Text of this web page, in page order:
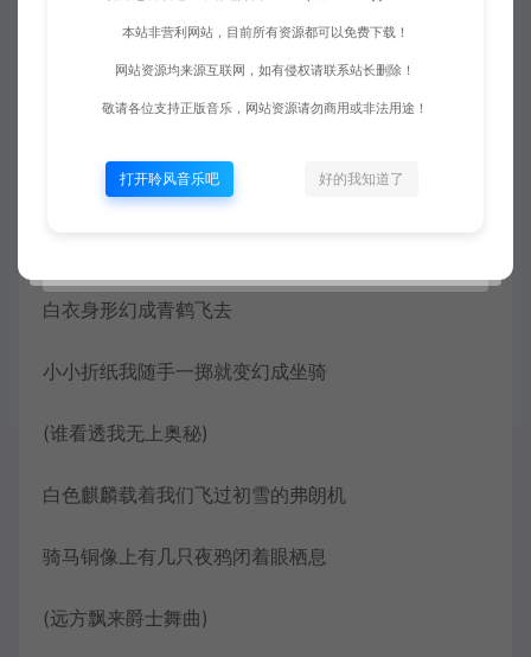
山川河流是我布的棋局
玉露半壶化作酒池肉林
白衣身形幻成青鹤飞去
小小折纸我随手一掷就变幻成坐骑
(谁看透我无上奥秘)
白色麒麟载着我们飞过初雪的弗朗机
骑马铜像上有几只夜鸦闭着眼栖息
(远方飘来爵士舞曲)
本站非营利网站，目前所有资源都可以免费下载！
网站资源均来源互联网，如有侵权请联系站长删除！
敬请各位支持正版音乐，网站资源请勿商用或非法用途！
打开聆风音乐吧 好的我知道了